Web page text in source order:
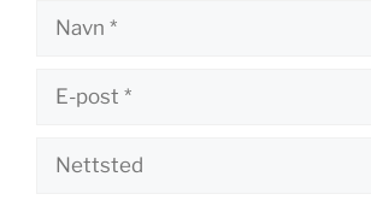
Navn
post
Nettsted